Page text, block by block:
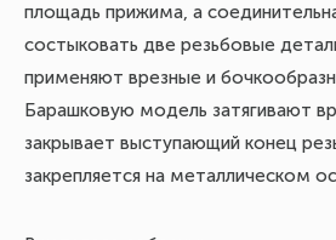
площадь прижима, а
состыковать две резьбовые
применяют врезные и
Барашковую модель затягивают
закрывает выступающий конец
закрепляется на металлическом